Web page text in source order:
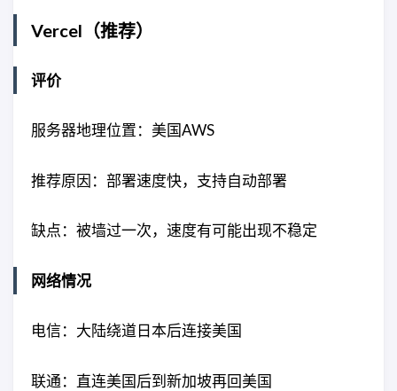
Vercel（推荐）
评价
服务器地理位置：美国AWS
推荐原因：部署速度快，支持自动部署
缺点：被墙过一次，速度有可能出现不稳定
网络情况
电信：大陆绕道日本后连接美国
联通：直连美国后到新加坡再回美国